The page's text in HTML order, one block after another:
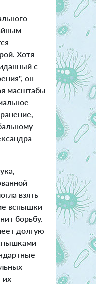
Хотя
с
он
масштабы
взять
вспышки
борьбу.
долгую
их